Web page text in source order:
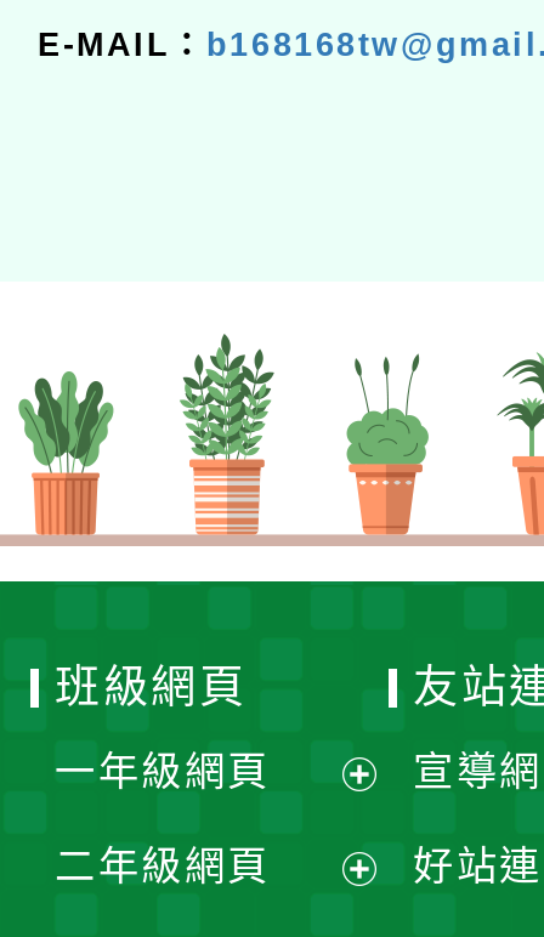
E-MAIL：
班級網頁
一年級網頁
開
二年級網頁
友站
宣導
好站